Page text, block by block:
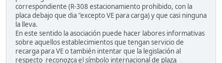
correspondiente (R-308 estacionamiento prohibido, con la
placa debajo que dia "excepto VE para carga) y que casi ninguna
la lleva.
En este sentido la asociación puede hacer labores informativas
sobre aquellos establecimientos que tengan servicio de
recarga para VE o también intentar que la legislación al
respecto reconozca el símbolo internacional de plaza